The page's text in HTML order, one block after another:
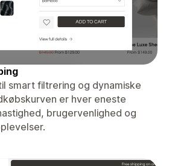
smart filtrering og dynamiske
er hver eneste
brugervenlighed og